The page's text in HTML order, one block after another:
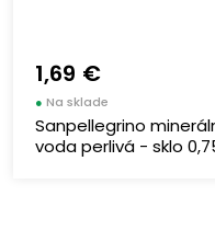
1,69 €
● Na sklade
Sanpellegrino
voda perlivá - sklo